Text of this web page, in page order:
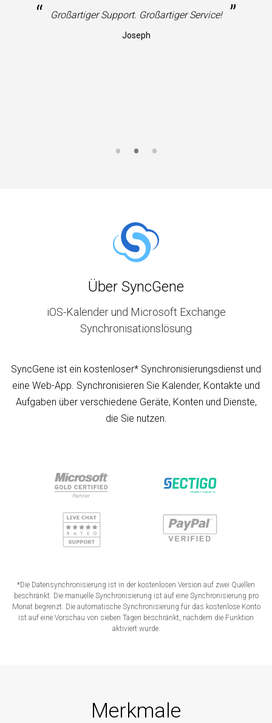
“ Großartiger Support. Großartiger Service! ”
Joseph
Über SyncGene
iOS-Kalender und Microsoft Exchange
Synchronisationslösung
SyncGene ist ein kostenloser* Synchronisierungsdienst und
eine Web-App. Synchronisieren Sie Kalender, Kontakte und
Aufgaben über verschiedene Geräte, Konten und Dienste,
die Sie nutzen.
*Die Datensynchronisierung ist in der kostenlosen Version auf zwei Quellen
beschränkt. Die manuelle Synchronisierung ist auf eine Synchronisierung pro
Monat begrenzt. Die automatische Synchronisierung für das kostenlose Konto
ist auf eine Vorschau von sieben Tagen beschränkt, nachdem die Funktion
aktiviert wurde.
Merkmale